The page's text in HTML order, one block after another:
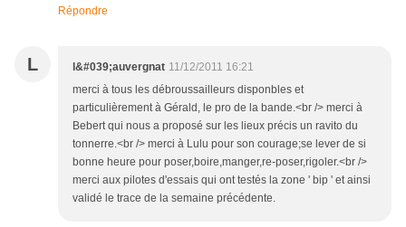
Répondre
L l&#039;auvergnat 11/12/2011 16:21
merci à tous les débroussailleurs disponbles et
particulièrement à Gérald, le pro de la bande.<br /> merci à
Bebert qui nous a proposé sur les lieux précis un ravito du
tonnerre.<br /> merci à Lulu pour son courage;se lever de si
bonne heure pour poser,boire,manger,re-poser,rigoler.<br />
merci aux pilotes d'essais qui ont testés la zone ' bip ' et ainsi
validé le trace de la semaine précédente.